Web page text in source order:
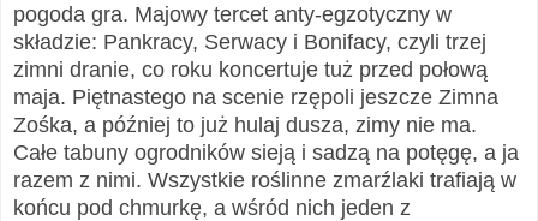
pogoda gra. Majowy tercet anty-egzotyczny w
składzie: Pankracy, Serwacy i Bonifacy, czyli trzej
zimni dranie, co roku koncertuje tuż przed połową
maja. Piętnastego na scenie rzępoli jeszcze Zimna
Zośka, a później to już hulaj dusza, zimy nie ma.
Całe tabuny ogrodników sieją i sadzą na potęgę, a ja
razem z nimi. Wszystkie roślinne zmarźlaki trafiają w
końcu pod chmurkę, a wśród nich jeden z